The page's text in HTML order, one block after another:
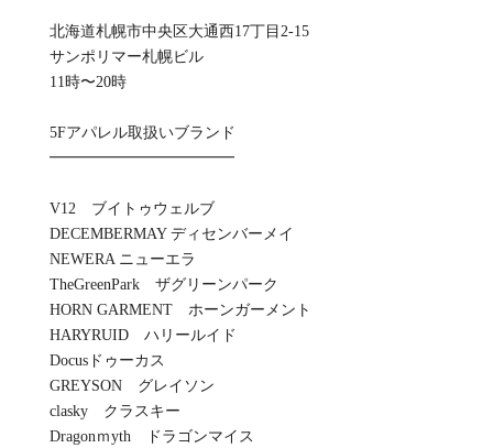
北海道札幌市中央区大通西17丁目2-15
サンポリマー札幌ビル
11時〜20時
5Fアパレル取扱いブランド
━━━━━━━━━━━━
V12 ブイトゥウェルブ
DECEMBERMAY ディセンバーメイ
NEWERA ニューエラ
TheGreenPark ザグリーンパーク
HORN GARMENT ホーンガーメント
HARYRUID ハリールイド
Docusドゥーカス
GREYSON グレイソン
clasky クラスキー
Dragonｍyth ドラゴンマイス